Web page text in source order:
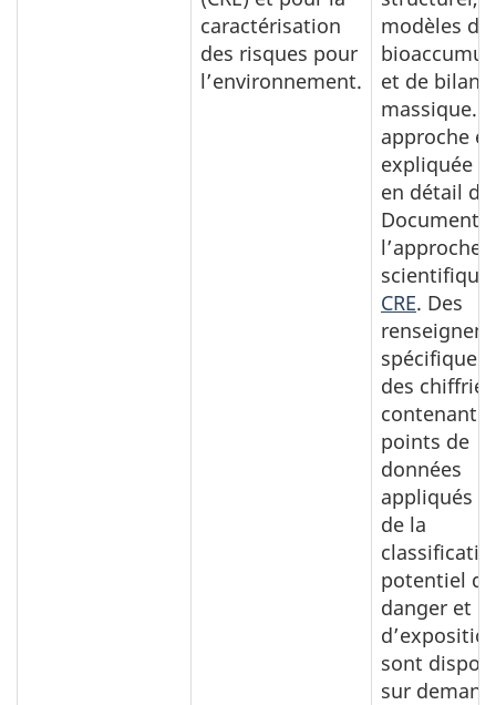
caractérisation
des risques pour
l’environnement.
modèles de
et de bilan
massique.
approche
expliquée
en détail
Document
l’approche
scientifique
CRE. Des
spécifiques
des
contenant
points de
données
appliqués
de la
potentiel de
danger et
sont
sur